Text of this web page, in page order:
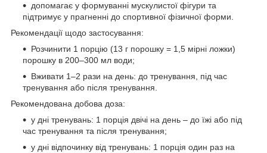
допомагає у формуванні мускулистої фігури та
підтримує у прагненні до спортивної фізичної форми.
Рекомендації щодо застосування:
Розчинити 1 порцію (13 г порошку = 1,5 мірні ложки)
порошку в 200–300 мл води;
Вживати 1–2 рази на день: до тренування, під час
тренування або після тренування.
Рекомендована добова доза:
у дні тренувань: 1 порція двічі на день – до їжі або під
час тренування та після тренування;
у дні відпочинку від тренувань: 1 порція один раз на